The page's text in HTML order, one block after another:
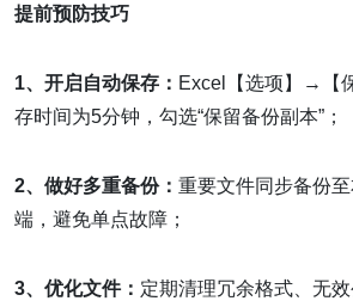
提前预防技巧
1、开启自动保存： Excel【选项】→【
存时间为5分钟，勾选“保留备份副本”；
2、做好多重备份： 重要文件同步备份
端，避免单点故障；
3、优化文件： 定期清理冗余格式、无